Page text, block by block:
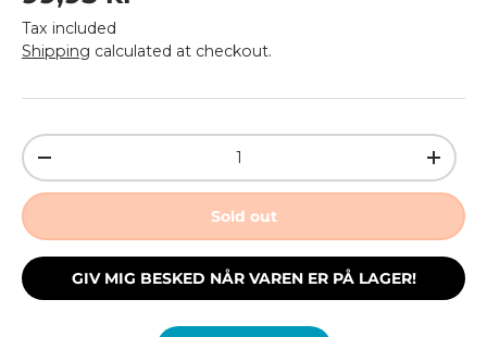
Tax included
Shipping calculated at checkout.
Qty
Decrease quantity
Sold out
GIV MIG BESKED NÅR VAREN ER PÅ LAGER!